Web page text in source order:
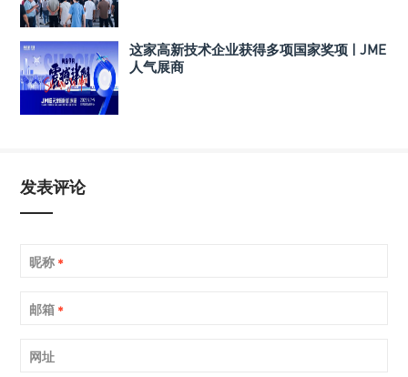
这家高新技术企业获得多项国家奖项 | JME
人气展商
发表评论
昵称 *
邮箱 *
网址